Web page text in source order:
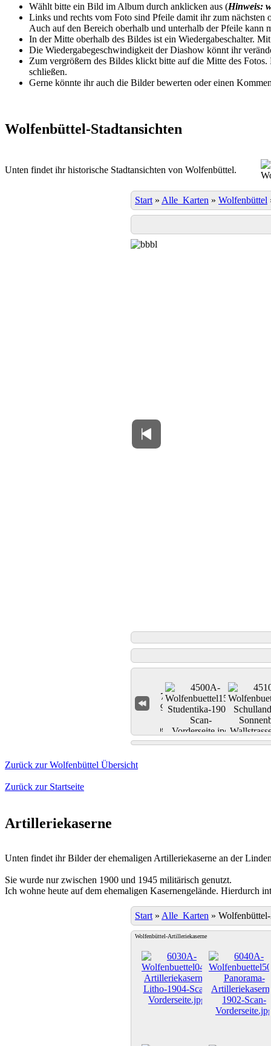
Wählt bitte ein Bild im Album durch anklicken aus (Hinweis:
Links und rechts vom Foto sind Pfeile damit ihr zum
Auch auf den Bereich oberhalb und unterhalb der Pfeile kann
In der Mitte oberhalb des Bildes ist ein Wiedergabeschalter.
Die Wiedergabegeschwindigkeit der Diashow könnt ihr
Zum vergrößern des Bildes klickt bitte auf die Mitte des
schließen.
Gerne könnte ihr auch die Bilder bewerten oder einen
Wolfenbüttel-Stadtansichten
Unten findet ihr historische Stadtansichten von Wolfenbüttel.
Start » Alle_Karten » Wolfenbüttel
Zurück zur Wolfenbüttel Übersicht
Zurück zur Startseite
Artilleriekaserne
Unten findet ihr Bilder der ehemaligen Artilleriekaserne an der
Sie wurde nur zwischen 1900 und 1945 militärisch genutzt.
Ich wohne heute auf dem ehemaligen Kasernengelände. Hierdurch
Start» Alle_Karten »
Wolfenbüttel-Artilleriekaserne